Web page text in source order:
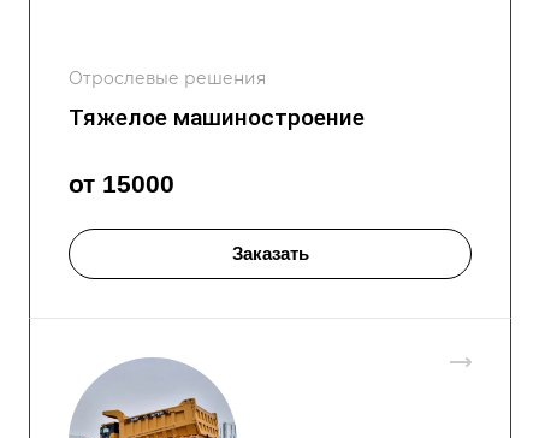
Отрослевые решения
Тяжелое машиностроение
от 15000
Заказать